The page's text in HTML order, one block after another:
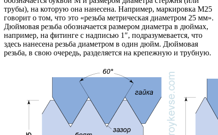
трубы), на которую она нанесена. Например, маркировка М25
говорит о том, что это «резьба метрическая диаметром 25 мм».
Дюймовая резьба обозначается размером диаметра в дюймах,
например, на фитинге с надписью 1″, подразумевается, что
здесь нанесена резьба диаметром в один дюйм. Дюймовая
резьба, в свою очередь, разделяется на крепежную и трубную.